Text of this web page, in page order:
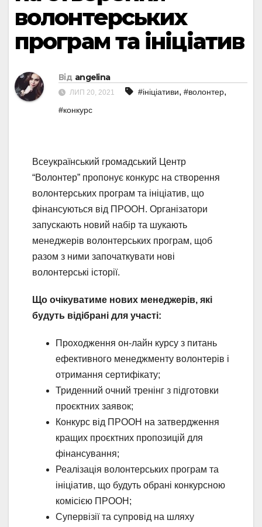
волонтерських
програм та ініціатив
Від angelina
ЛИП 20, 2021 #ініціативи, #волонтер,
#конкурс
Всеукраїнський громадський Центр
“Волонтер” пропонує конкурс на створення
волонтерських програм та ініціатив, що
фінансуються від ПРООН. Організатори
запускають новий набір та шукають
менеджерів волонтерських програм, щоб
разом з ними започаткувати нові
волонтерські історії.
Що очікуватиме нових менеджерів, які
будуть відібрані для участі:
Проходження он-лайн курсу з питань
ефективного менеджменту волонтерів і
отримання сертифікату;
Триденний очний тренінг з підготовки
проєктних заявок;
Конкурс від ПРООН на затвердження
кращих проєктних пропозицій для
фінансування;
Реалізація волонтерських програм та
ініціатив, що будуть обрані конкурсною
комісією ПРООН;
Супервізії та супровід на шляху